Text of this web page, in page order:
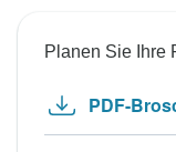
Planen Sie Ihre
PDF-